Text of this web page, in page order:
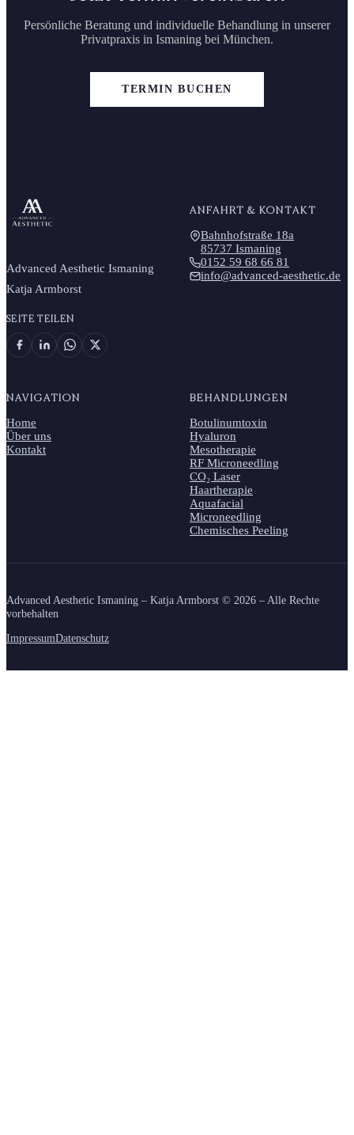
Persönliche Beratung und individuelle Behandlung in unserer
Privatpraxis in Ismaning bei München.
TERMIN BUCHEN
Advanced Aesthetic Ismaning
Katja Armborst
SEITE TEILEN
ANFAHRT & KONTAKT
Bahnhofstraße 18a
85737 Ismaning
0152 59 68 66 81
info@advanced-aesthetic.de
NAVIGATION
Home
Über uns
Kontakt
BEHANDLUNGEN
Botulinumtoxin
Hyaluron
Mesotherapie
RF Microneedling
CO₂ Laser
Haartherapie
Aquafacial
Microneedling
Chemisches Peeling
Advanced Aesthetic Ismaning – Katja Armborst © 2026 – Alle Rechte
vorbehalten
ImpressumDatenschutz